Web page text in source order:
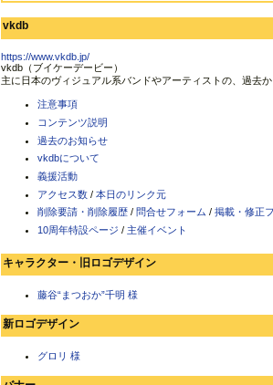
vkdb
https://www.vkdb.jp/
vkdb（ブイケーデービー）
主に日本のヴィジュアル系バンドやアーティストの、過去
注意事項
コンテンツ説明
過去のお知らせ
vkdbについて
義援活動
アクセス数 / 本日のリンク元
削除要請・削除履歴 / 問合せフォーム / 掲載・修正
10周年特設ページ / 主催イベント
キャラクター・旧ロゴデザイン
藤谷“まつおか”千明 様
新ロゴデザイン
グロリ 様